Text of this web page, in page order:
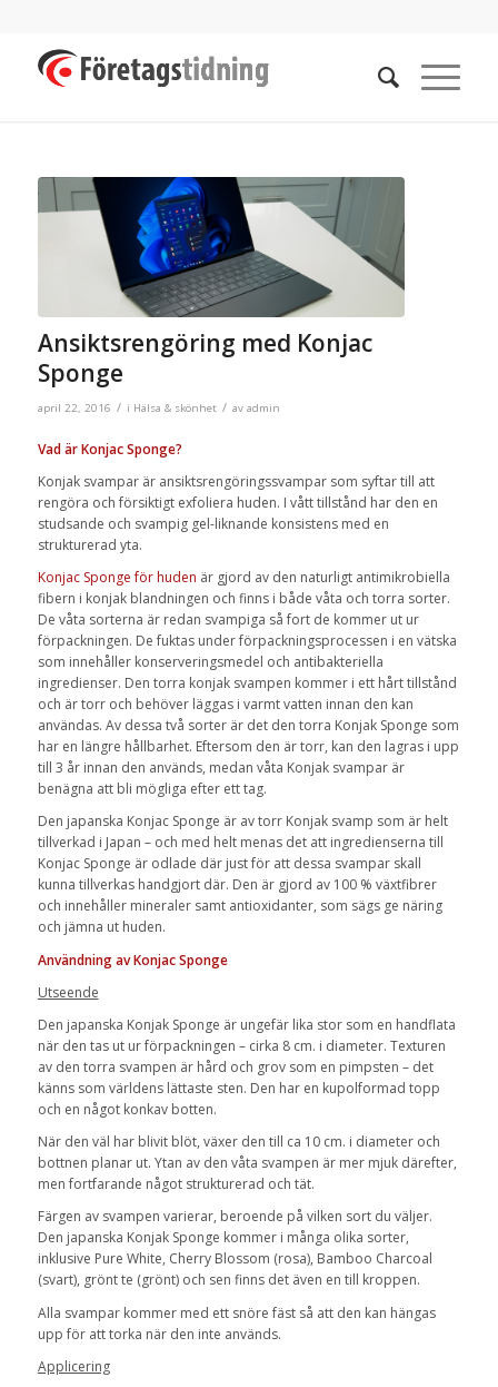
Ansiktsrengöring med Konjac
Sponge
april 22, 2016 / i Hälsa & skönhet / av admin
Vad är Konjac Sponge?
Konjak svampar är ansiktsrengöringssvampar som syftar till att
rengöra och försiktigt exfoliera huden. I vått tillstånd har den en
studsande och svampig gel-liknande konsistens med en
strukturerad yta.
Konjac Sponge för huden är gjord av den naturligt antimikrobiella
fibern i konjak blandningen och finns i både våta och torra sorter.
De våta sorterna är redan svampiga så fort de kommer ut ur
förpackningen. De fuktas under förpackningsprocessen i en vätska
som innehåller konserveringsmedel och antibakteriella
ingredienser. Den torra konjak svampen kommer i ett hårt tillstånd
och är torr och behöver läggas i varmt vatten innan den kan
användas. Av dessa två sorter är det den torra Konjak Sponge som
har en längre hållbarhet. Eftersom den är torr, kan den lagras i upp
till 3 år innan den används, medan våta Konjak svampar är
benägna att bli mögliga efter ett tag.
Den japanska Konjac Sponge är av torr Konjak svamp som är helt
tillverkad i Japan – och med helt menas det att ingredienserna till
Konjac Sponge är odlade där just för att dessa svampar skall
kunna tillverkas handgjort där. Den är gjord av 100 % växtfibrer
och innehåller mineraler samt antioxidanter, som sägs ge näring
och jämna ut huden.
Användning av Konjac Sponge
Utseende
Den japanska Konjak Sponge är ungefär lika stor som en handflata
när den tas ut ur förpackningen – cirka 8 cm. i diameter. Texturen
av den torra svampen är hård och grov som en pimpsten – det
känns som världens lättaste sten. Den har en kupolformad topp
och en något konkav botten.
När den väl har blivit blöt, växer den till ca 10 cm. i diameter och
bottnen planar ut. Ytan av den våta svampen är mer mjuk därefter,
men fortfarande något strukturerad och tät.
Färgen av svampen varierar, beroende på vilken sort du väljer.
Den japanska Konjak Sponge kommer i många olika sorter,
inklusive Pure White, Cherry Blossom (rosa), Bamboo Charcoal
(svart), grönt te (grönt) och sen finns det även en till kroppen.
Alla svampar kommer med ett snöre fäst så att den kan hängas
upp för att torka när den inte används.
Applicering